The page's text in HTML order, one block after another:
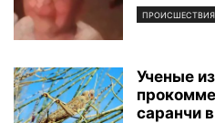
ПРОИСШЕСТВИЯ
Ученые
саранчи